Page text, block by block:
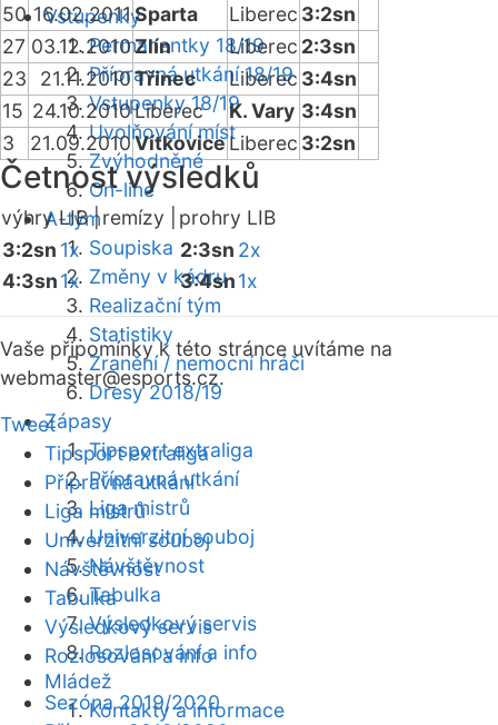
Vstupenky
Permanentky 18/19
Přípravná utkání 18/19
Vstupenky 18/19
Uvolňování míst
Zvýhodněné
On-line
A-tým
Soupiska
Změny v kádru
Realizační tým
Statistiky
Zranění / nemocní hráči
Dresy 2018/19
Zápasy
Tipsport extraliga
Přípravná utkání
Liga mistrů
Univerzitní souboj
Návštěvnost
Tabulka
Výsledkový servis
Rozlosování a info
Mládež
Kontakty a informace
50 16.02.2011Sparta Liberec 3:2sn
27 03.12.2010Zlín Liberec 2:3sn
23
21.11.2010Třinec Liberec 3:4sn
15 24.10.2010Liberec K. Vary 3:4sn
3
21.09.2010VítkoviceLiberec 3:2sn
Četnost výsledků
výhry LIB |remízy |
prohry LIB
3:2sn 1x
4:3sn1x
2:3sn 2x
3:4sn1x
Vaše připomínky k této stránce uvítáme na
webmaster@esports.cz.
Tweet
Tipsport extraliga
Přípravná utkání
Liga mistrů
Univerzitní souboj
Návštěvnost
Tabulka
Výsledkový servis
Rozlosování a info
Sezóna 2019/2020